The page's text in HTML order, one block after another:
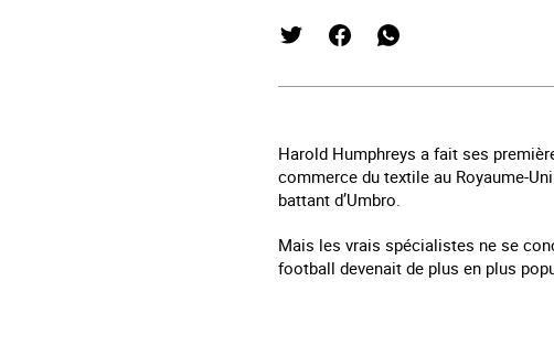
Harold Humphreys a fait ses
commerce du textile au Royaume-
battant d’Umbro.
Mais les vrais spécialistes ne se
football devenait de plus en plus